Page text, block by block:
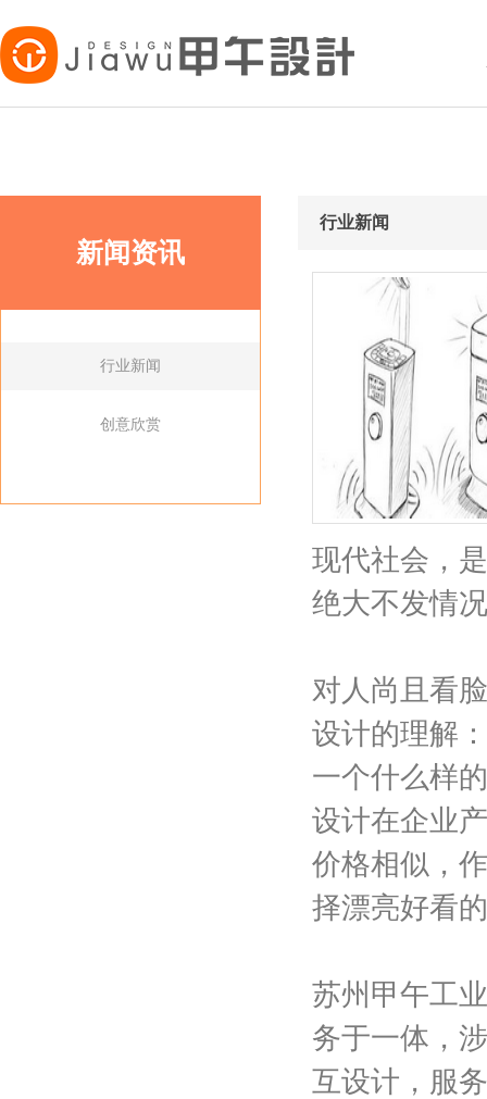
新闻资讯
行业新闻
创意欣赏
行业新闻
现代社会，
绝大不发情
对人尚且看
设计的理解
一个什么样
设计在企业
价格相似，
择漂亮好看
苏州甲午工
务于一体，
互设计，服